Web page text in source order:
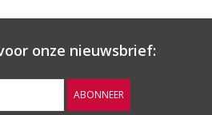
koude schilinweking en worden dan
in afgesloten RVS-tanks. De
stopgezet.
onze nieuwsbrief:
ABONNEER